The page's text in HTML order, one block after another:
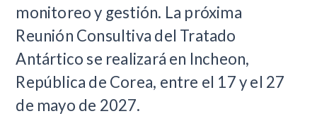
monitoreo y gestión. La próxima
Reunión Consultiva del Tratado
Antártico se realizará en Incheon,
República de Corea, entre el 17 y el 27
de mayo de 2027.